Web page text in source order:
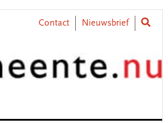
Contact Nieuwsbrief